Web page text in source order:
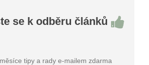
se k odběru článků
tipy a rady e-mailem zdarma